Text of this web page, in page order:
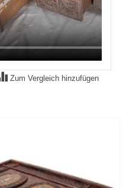
Zum Vergleich hinzufügen